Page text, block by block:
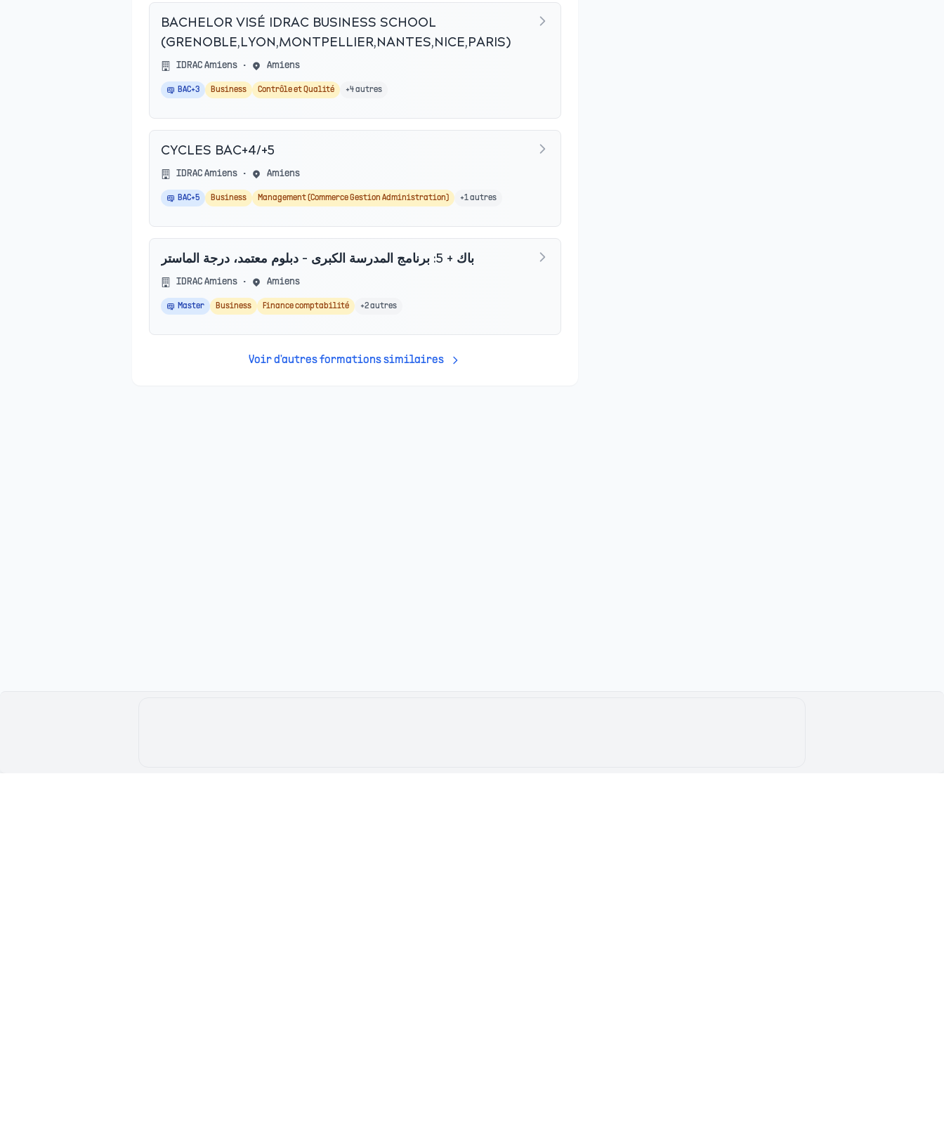
BACHELOR VISÉ IDRAC BUSINESS SCHOOL
(GRENOBLE,LYON,MONTPELLIER,NANTES,NICE,PARIS)
IDRAC Amiens • Amiens
BAC+3 Business Contrôle et Qualité +4autres
CYCLES BAC+4/+5
IDRAC Amiens • Amiens
BAC+5 Business Management (Commerce Gestion Administration) +1autres
باك + 5: برنامج المدرسة الكبرى - دبلوم معتمد، درجة الماستر
IDRAC Amiens • Amiens
Master Business Finance comptabilité +2autres
Voir d'autres formations similaires